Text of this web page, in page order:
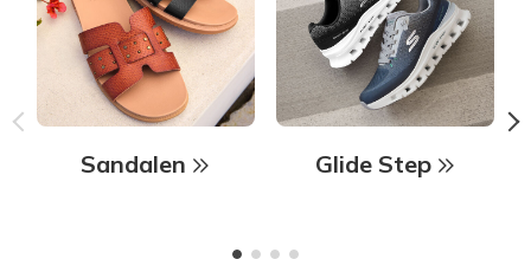
Sandalen Glide Step